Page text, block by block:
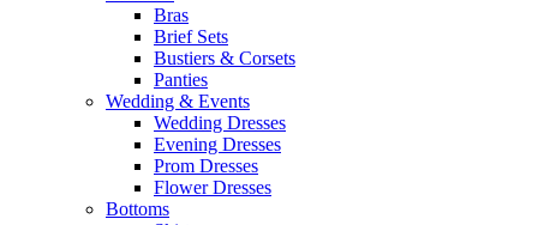
Bras
Brief Sets
Bustiers & Corsets
Panties
Wedding & Events
Wedding Dresses
Evening Dresses
Prom Dresses
Flower Dresses
Bottoms